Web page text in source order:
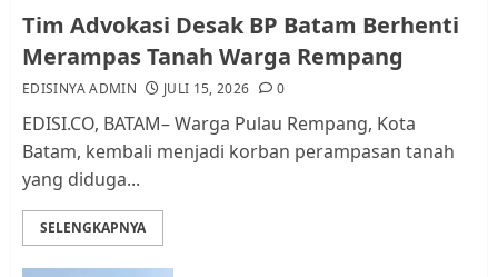
Kader Pajak jadi Penghubung
Pemerintah dan Masyarakat di
Lingkungan RT/RW
AGUSTUS 1, 2026
Tim Advokasi Desak BP Batam Berhenti
Merampas Tanah Warga Rempang
EDISINYA ADMIN JULI 15, 2026 0
EDISI.CO, BATAM– Warga Pulau Rempang, Kota
Batam, kembali menjadi korban perampasan tanah
yang diduga...
SELENGKAPNYA